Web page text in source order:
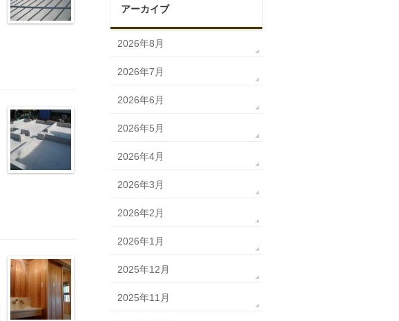
アーカイブ
2026年8月
2026年7月
2026年6月
2026年5月
2026年4月
2026年3月
2026年2月
2026年1月
2025年12月
2025年11月